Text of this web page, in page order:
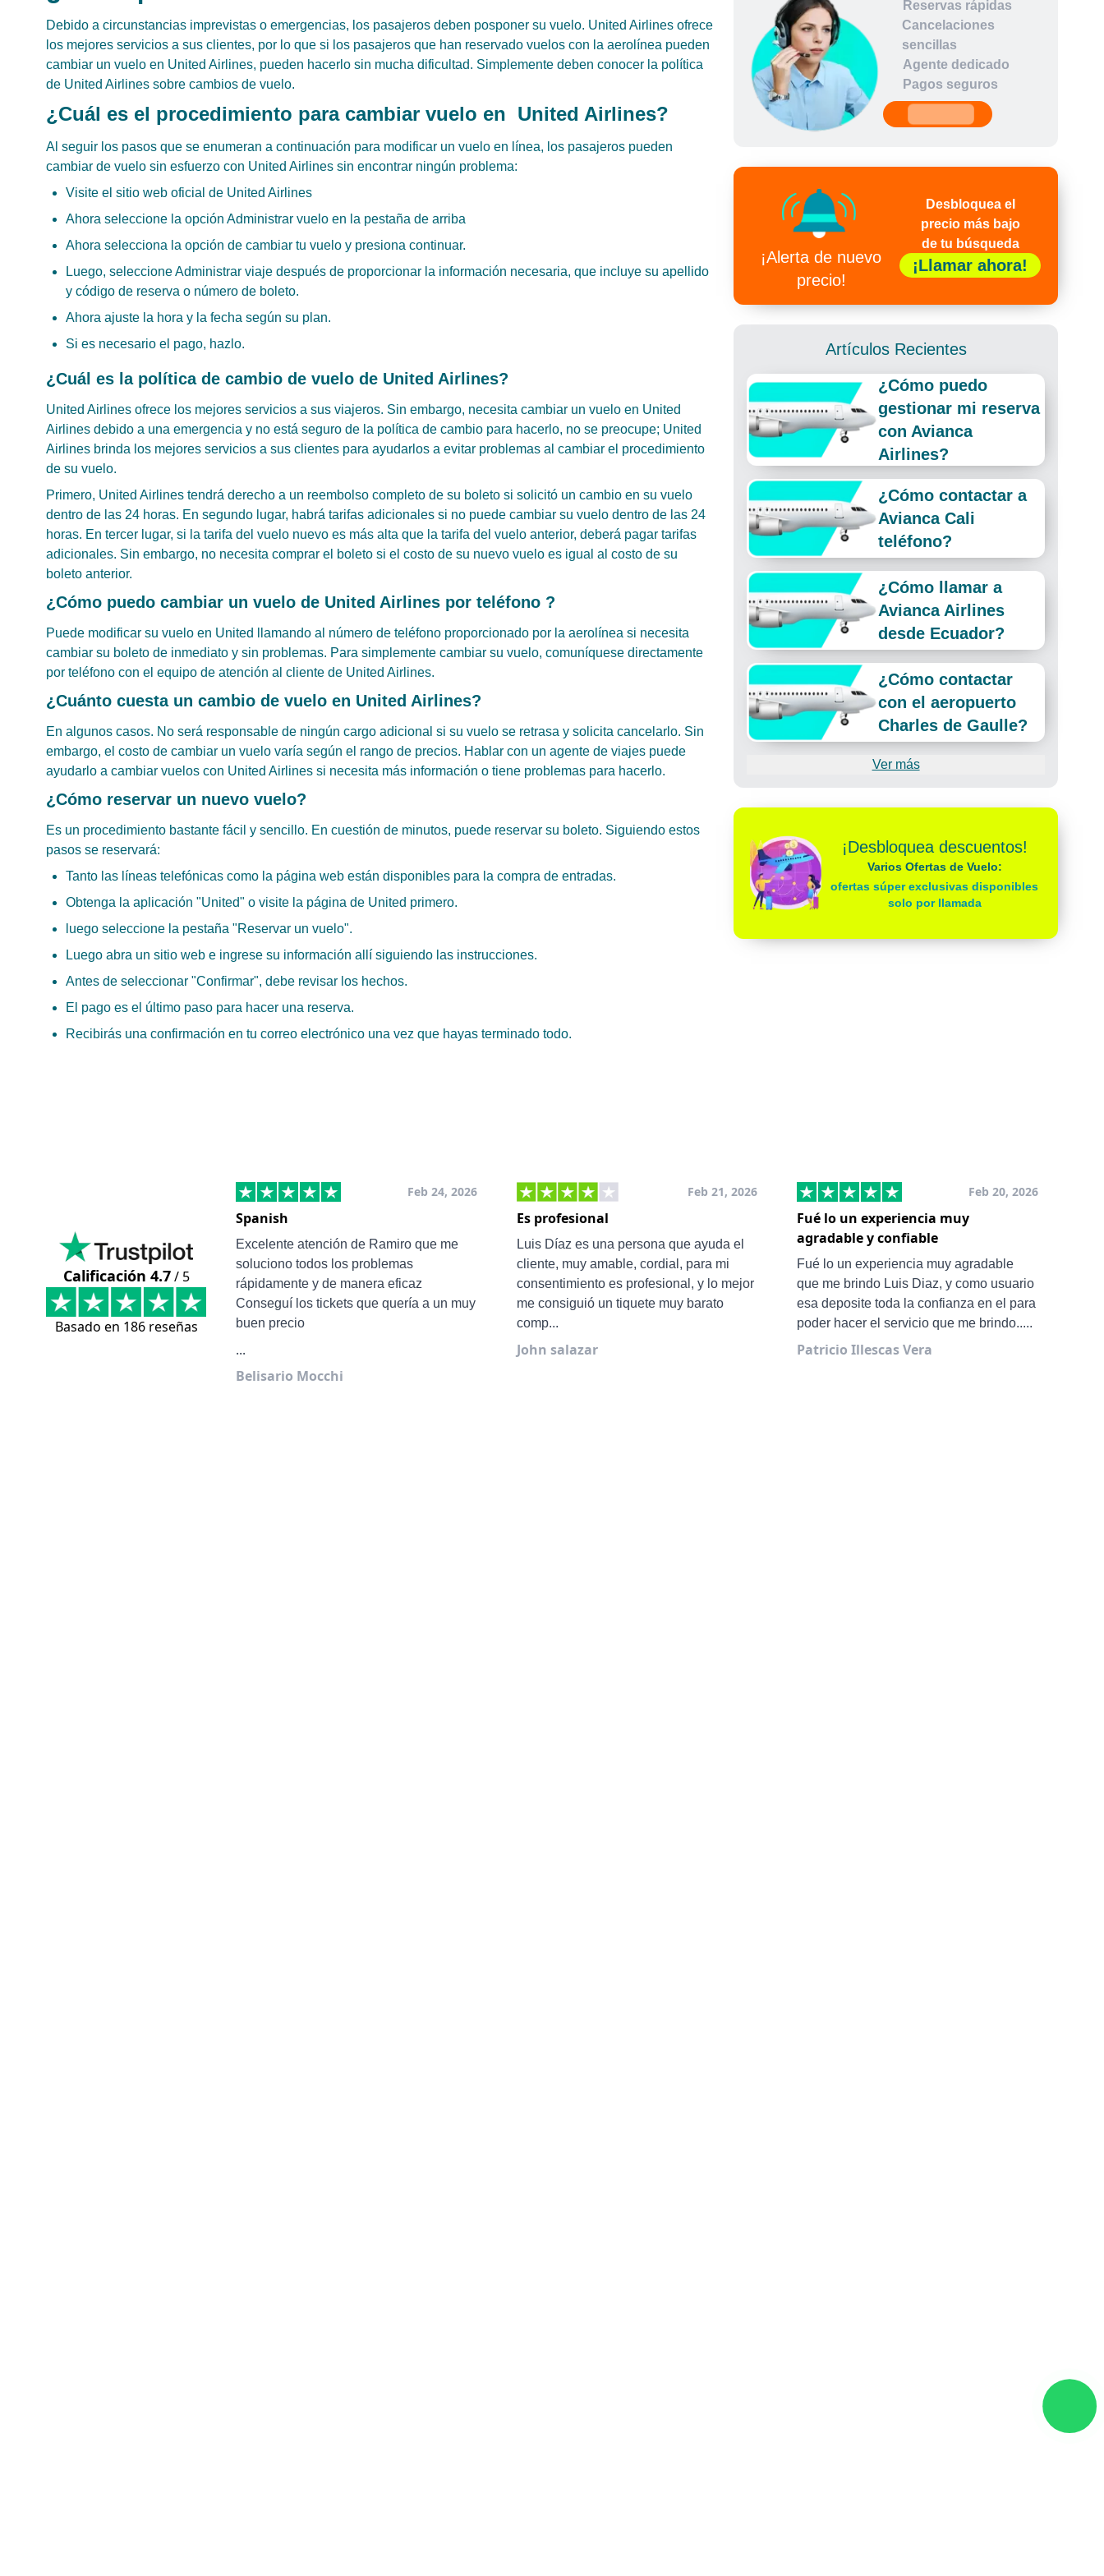
Debido a circunstancias imprevistas o emergencias, los pasajeros deben posponer su vuelo. United Airlines ofrece
los mejores servicios a sus clientes, por lo que si los pasajeros que han reservado vuelos con la aerolínea pueden
cambiar un vuelo en United Airlines, pueden hacerlo sin mucha dificultad. Simplemente deben conocer la política
de United Airlines sobre cambios de vuelo.
¿Cuál es el procedimiento para cambiar vuelo en United Airlines?
Al seguir los pasos que se enumeran a continuación para modificar un vuelo en línea, los pasajeros pueden
cambiar de vuelo sin esfuerzo con United Airlines sin encontrar ningún problema:
Visite el sitio web oficial de United Airlines
Ahora seleccione la opción Administrar vuelo en la pestaña de arriba
Ahora selecciona la opción de cambiar tu vuelo y presiona continuar.
Luego, seleccione Administrar viaje después de proporcionar la información necesaria, que incluye su apellido
y código de reserva o número de boleto.
Ahora ajuste la hora y la fecha según su plan.
Si es necesario el pago, hazlo.
¿Cuál es la política de cambio de vuelo de United Airlines?
United Airlines ofrece los mejores servicios a sus viajeros. Sin embargo, necesita cambiar un vuelo en United
Airlines debido a una emergencia y no está seguro de la política de cambio para hacerlo, no se preocupe; United
Airlines brinda los mejores servicios a sus clientes para ayudarlos a evitar problemas al cambiar el procedimiento
de su vuelo.
Primero, United Airlines tendrá derecho a un reembolso completo de su boleto si solicitó un cambio en su vuelo
dentro de las 24 horas. En segundo lugar, habrá tarifas adicionales si no puede cambiar su vuelo dentro de las 24
horas. En tercer lugar, si la tarifa del vuelo nuevo es más alta que la tarifa del vuelo anterior, deberá pagar tarifas
adicionales. Sin embargo, no necesita comprar el boleto si el costo de su nuevo vuelo es igual al costo de su
boleto anterior.
¿Cómo puedo cambiar un vuelo de United Airlines por teléfono ?
Puede modificar su vuelo en United llamando al número de teléfono proporcionado por la aerolínea si necesita
cambiar su boleto de inmediato y sin problemas. Para simplemente cambiar su vuelo, comuníquese directamente
por teléfono con el equipo de atención al cliente de United Airlines.
¿Cuánto cuesta un cambio de vuelo en United Airlines?
En algunos casos. No será responsable de ningún cargo adicional si su vuelo se retrasa y solicita cancelarlo. Sin
embargo, el costo de cambiar un vuelo varía según el rango de precios. Hablar con un agente de viajes puede
ayudarlo a cambiar vuelos con United Airlines si necesita más información o tiene problemas para hacerlo.
¿Cómo reservar un nuevo vuelo?
Es un procedimiento bastante fácil y sencillo. En cuestión de minutos, puede reservar su boleto. Siguiendo estos
pasos se reservará:
Tanto las líneas telefónicas como la página web están disponibles para la compra de entradas.
Obtenga la aplicación "United" o visite la página de United primero.
luego seleccione la pestaña "Reservar un vuelo".
Luego abra un sitio web e ingrese su información allí siguiendo las instrucciones.
Antes de seleccionar "Confirmar", debe revisar los hechos.
El pago es el último paso para hacer una reserva.
Recibirás una confirmación en tu correo electrónico una vez que hayas terminado todo.
Reservas rápidas
Cancelaciones
sencillas
Agente dedicado
Pagos seguros
¡Alerta de nuevo
precio!
Desbloquea el
precio más bajo
de tu búsqueda
¡Llamar ahora!
Artículos Recientes
¿Cómo puedo
gestionar mi reserva
con Avianca
Airlines?
¿Cómo contactar a
Avianca Cali
teléfono?
¿Cómo llamar a
Avianca Airlines
desde Ecuador?
¿Cómo contactar
con el aeropuerto
Charles de Gaulle?
Ver más
¡Desbloquea descuentos!
Varios Ofertas de Vuelo:
ofertas súper exclusivas disponibles
solo por llamada
Calificación 4.7/ 5
Basado en 186 reseñas
Feb 24, 2026
Spanish
Excelente atención de Ramiro que me
soluciono todos los problemas
rápidamente y de manera eficaz
Conseguí los tickets que quería a un muy
buen precio
...
Belisario Mocchi
Feb 21, 2026
Es profesional
Luis Díaz es una persona que ayuda el
cliente, muy amable, cordial, para mi
consentimiento es profesional, y lo mejor
me consiguió un tiquete muy barato
comp...
John salazar
Feb 20, 2026
Fué lo un experiencia muy
agradable y confiable
Fué lo un experiencia muy agradable
que me brindo Luis Diaz, y como usuario
esa deposite toda la confianza en el para
poder hacer el servicio que me brindo.....
Patricio Illescas Vera